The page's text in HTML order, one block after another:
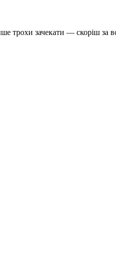
трохи зачекати — скоріш за